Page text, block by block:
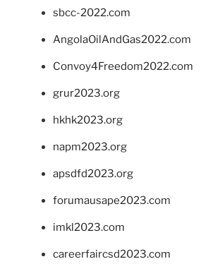
sbcc-2022.com
AngolaOilAndGas2022.com
Convoy4Freedom2022.com
grur2023.org
hkhk2023.org
napm2023.org
apsdfd2023.org
forumausape2023.com
imkl2023.com
careerfaircsd2023.com